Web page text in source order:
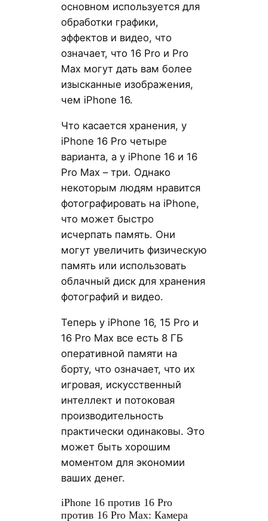
основном используется для
обработки графики,
эффектов и видео, что
означает, что 16 Pro и Pro
Max могут дать вам более
изысканные изображения,
чем iPhone 16.
Что касается хранения, у
iPhone 16 Pro четыре
варианта, а у iPhone 16 и 16
Pro Max – три. Однако
некоторым людям нравится
фотографировать на iPhone,
что может быстро
исчерпать память. Они
могут увеличить физическую
память или использовать
облачный диск для хранения
фотографий и видео.
Теперь у iPhone 16, 15 Pro и
16 Pro Max все есть 8 ГБ
оперативной памяти на
борту, что означает, что их
игровая, искусственный
интеллект и потоковая
производительность
практически одинаковы. Это
может быть хорошим
моментом для экономии
ваших денег.
iPhone 16 против 16 Pro
против 16 Pro Max: Камера